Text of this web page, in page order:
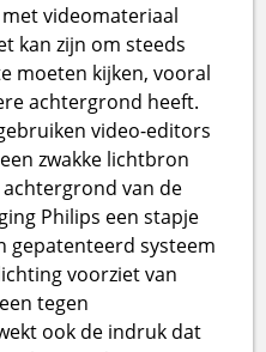
videomateriaal
kan zijn om steeds
moeten kijken, vooral
achtergrond heeft.
video-editors
zwakke lichtbron
van de
Philips een stapje
gepatenteerd systeem
voorziet van
tegen
ook de indruk dat